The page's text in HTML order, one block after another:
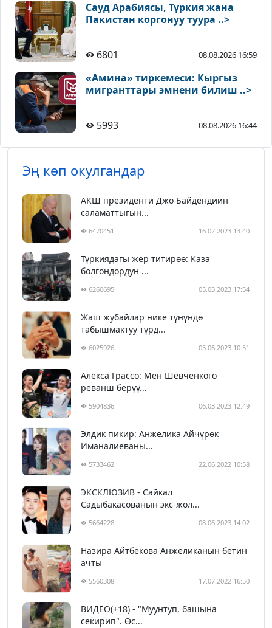
Сауд Арабиясы, Түркия жана
Пакистан коргонуу туура ..>
6801 08.08.2026 16:59
«Амина» тиркемеси: Кыргыз
мигранттары эмнени билиш ..>
5993 08.08.2026 16:44
Эң көп окулгандар
АКШ президенти Джо Байдендиин
саламаттыгын...
6470451 16.02.2023 13:40
Түркиядагы жер титирөө: Каза
болгондордун ...
6260695 05.03.2023 17:54
Жаш жубайлар нике түнүндө
табышмактуу түрд...
6025926 05.06.2023 10:51
Алекса Грассо: Мен Шевченкого
реванш берүү...
5904836 06.03.2023 12:49
Элдик пикир: Анжелика Айчүрөк
Иманалиеваны...
5733462 22.06.2022 10:58
ЭКСКЛЮЗИВ - Сайкал
Садыбакасованын экс-жол...
5664228 08.06.2023 14:02
Назира Айтбекова Анжеликанын бетин
ачты
5560308 17.07.2022 16:50
ВИДЕО(+18) - "Муунтуп, башына
секирип". Өс...